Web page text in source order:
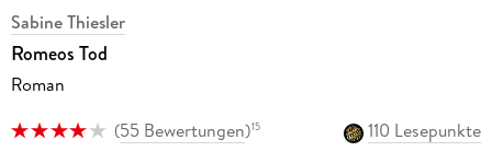
Sabine Thiesler
Romeos Tod
Roman
(55 Bewertungen)15
110 Lesepunkte